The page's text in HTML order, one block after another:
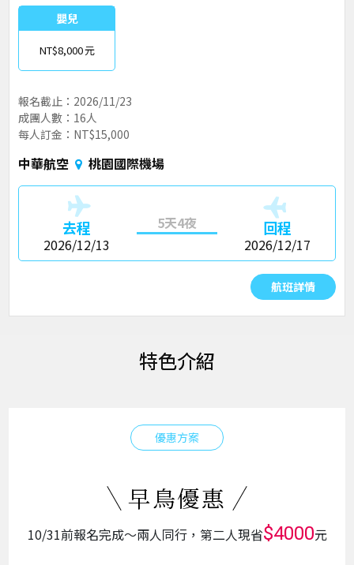
嬰兒
NT$8,000
報名截止：2026/11/23
成團人數：16人
每人訂金：NT$15,000
中華航空 桃園國際機場
去程
2026/12/13
5天4夜 回程
2026/12/17
航班詳情
特色介紹
優惠方案
早鳥優惠
10/31前報名完成～兩人同行，第二人現省$4000元